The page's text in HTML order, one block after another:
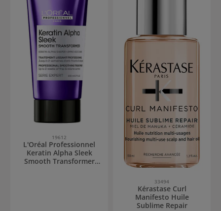
19612
L'Oréal Professionnel
Keratin Alpha Sleek
Smooth Transformer
33494
Kérastase Curl
Manifesto Huile
Sublime Repair